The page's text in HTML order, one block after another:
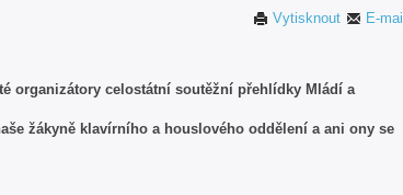
E-mail
Vytisknout
organizátory celostátní soutěžní přehlídky Mládí a
žákyně klavírního a houslového oddělení a ani ony se